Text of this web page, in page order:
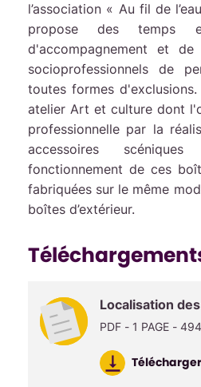
l’association « Au fil de
propose des temps
d'accompagnement et
socioprofessionnels de
toutes formes
atelier Art et culture dont
professionnelle par la
accessoires
fonctionnement de ces
fabriquées sur le même
boîtes d’extérieur.
Localisation
PDF - 1 PAGE -
Télécharger